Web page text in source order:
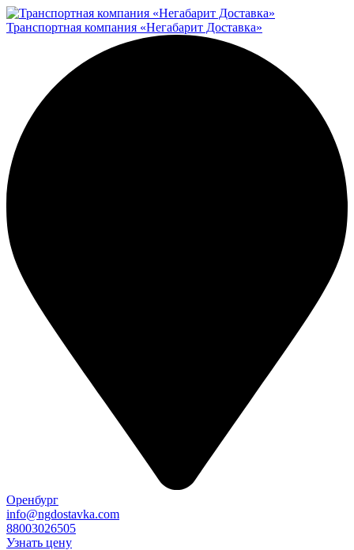
Транспортная компания «Негабарит Доставка»
Оренбург
info@ngdostavka.com
88003026505
Узнать цену